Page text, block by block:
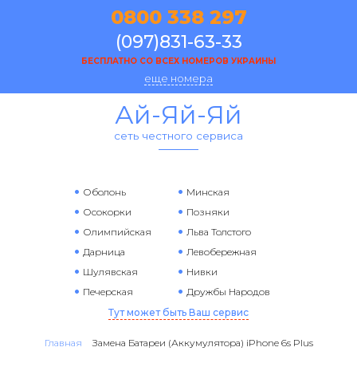
0800 338 297
(097)831-63-33
БЕСПЛАТНО СО ВСЕХ НОМЕРОВ УКРАИНЫ
еще номера
Ай-Яй-Яй
сеть честного сервиса
Оболонь
Минская
Осокорки
Позняки
Олимпийская
Льва Толстого
Дарница
Левобережная
Шулявская
Нивки
Печерская
Дружбы Народов
Тут может быть Ваш сервис
Главная Замена Батареи (Аккумулятора) iPhone 6s Plus